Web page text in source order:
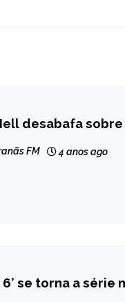
desabafa
FM 4 anos ago
6’ se torna a